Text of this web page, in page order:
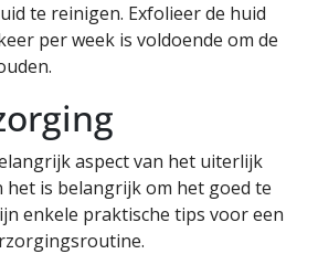
te reinigen. Exfolieer de huid
per week is voldoende om de
aspect van het uiterlijk
het is belangrijk om het goed te
enkele praktische tips voor een